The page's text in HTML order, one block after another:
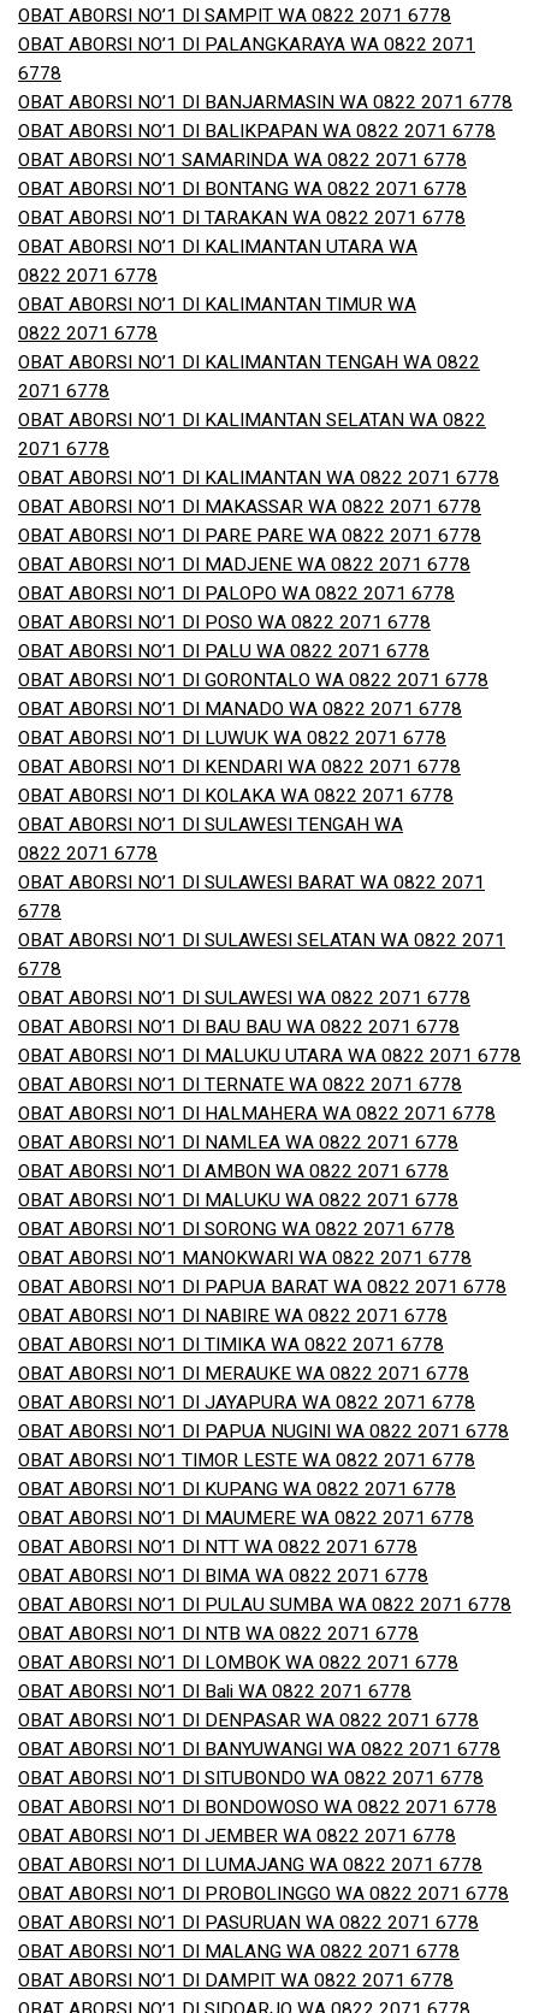
OBAT ABORSI NO’1 DI SAMPIT WA 0822 2071 6778
OBAT ABORSI NO’1 DI PALANGKARAYA WA 0822 2071
6778
OBAT ABORSI NO’1 DI BANJARMASIN WA 0822 2071 6778
OBAT ABORSI NO’1 DI BALIKPAPAN WA 0822 2071 6778
OBAT ABORSI NO’1 SAMARINDA WA 0822 2071 6778
OBAT ABORSI NO’1 DI BONTANG WA 0822 2071 6778
OBAT ABORSI NO’1 DI TARAKAN WA 0822 2071 6778
OBAT ABORSI NO’1 DI KALIMANTAN UTARA WA
0822 2071 6778
OBAT ABORSI NO’1 DI KALIMANTAN TIMUR WA
0822 2071 6778
OBAT ABORSI NO’1 DI KALIMANTAN TENGAH WA 0822
2071 6778
OBAT ABORSI NO’1 DI KALIMANTAN SELATAN WA 0822
2071 6778
OBAT ABORSI NO’1 DI KALIMANTAN WA 0822 2071 6778
OBAT ABORSI NO’1 DI MAKASSAR WA 0822 2071 6778
OBAT ABORSI NO’1 DI PARE PARE WA 0822 2071 6778
OBAT ABORSI NO’1 DI MADJENE WA 0822 2071 6778
OBAT ABORSI NO’1 DI PALOPO WA 0822 2071 6778
OBAT ABORSI NO’1 DI POSO WA 0822 2071 6778
OBAT ABORSI NO’1 DI PALU WA 0822 2071 6778
OBAT ABORSI NO’1 DI GORONTALO WA 0822 2071 6778
OBAT ABORSI NO’1 DI MANADO WA 0822 2071 6778
OBAT ABORSI NO’1 DI LUWUK WA 0822 2071 6778
OBAT ABORSI NO’1 DI KENDARI WA 0822 2071 6778
OBAT ABORSI NO’1 DI KOLAKA WA 0822 2071 6778
OBAT ABORSI NO’1 DI SULAWESI TENGAH WA
0822 2071 6778
OBAT ABORSI NO’1 DI SULAWESI BARAT WA 0822 2071
6778
OBAT ABORSI NO’1 DI SULAWESI SELATAN WA 0822 2071
6778
OBAT ABORSI NO’1 DI SULAWESI WA 0822 2071 6778
OBAT ABORSI NO’1 DI BAU BAU WA 0822 2071 6778
OBAT ABORSI NO’1 DI MALUKU UTARA WA 0822 2071 6778
OBAT ABORSI NO’1 DI TERNATE WA 0822 2071 6778
OBAT ABORSI NO’1 DI HALMAHERA WA 0822 2071 6778
OBAT ABORSI NO’1 DI NAMLEA WA 0822 2071 6778
OBAT ABORSI NO’1 DI AMBON WA 0822 2071 6778
OBAT ABORSI NO’1 DI MALUKU WA 0822 2071 6778
OBAT ABORSI NO’1 DI SORONG WA 0822 2071 6778
OBAT ABORSI NO’1 MANOKWARI WA 0822 2071 6778
OBAT ABORSI NO’1 DI PAPUA BARAT WA 0822 2071 6778
OBAT ABORSI NO’1 DI NABIRE WA 0822 2071 6778
OBAT ABORSI NO’1 DI TIMIKA WA 0822 2071 6778
OBAT ABORSI NO’1 DI MERAUKE WA 0822 2071 6778
OBAT ABORSI NO’1 DI JAYAPURA WA 0822 2071 6778
OBAT ABORSI NO’1 DI PAPUA NUGINI WA 0822 2071 6778
OBAT ABORSI NO’1 TIMOR LESTE WA 0822 2071 6778
OBAT ABORSI NO’1 DI KUPANG WA 0822 2071 6778
OBAT ABORSI NO’1 DI MAUMERE WA 0822 2071 6778
OBAT ABORSI NO’1 DI NTT WA 0822 2071 6778
OBAT ABORSI NO’1 DI BIMA WA 0822 2071 6778
OBAT ABORSI NO’1 DI PULAU SUMBA WA 0822 2071 6778
OBAT ABORSI NO’1 DI NTB WA 0822 2071 6778
OBAT ABORSI NO’1 DI LOMBOK WA 0822 2071 6778
OBAT ABORSI NO’1 DI Bali WA 0822 2071 6778
OBAT ABORSI NO’1 DI DENPASAR WA 0822 2071 6778
OBAT ABORSI NO’1 DI BANYUWANGI WA 0822 2071 6778
OBAT ABORSI NO’1 DI SITUBONDO WA 0822 2071 6778
OBAT ABORSI NO’1 DI BONDOWOSO WA 0822 2071 6778
OBAT ABORSI NO’1 DI JEMBER WA 0822 2071 6778
OBAT ABORSI NO’1 DI LUMAJANG WA 0822 2071 6778
OBAT ABORSI NO’1 DI PROBOLINGGO WA 0822 2071 6778
OBAT ABORSI NO’1 DI PASURUAN WA 0822 2071 6778
OBAT ABORSI NO’1 DI MALANG WA 0822 2071 6778
OBAT ABORSI NO’1 DI DAMPIT WA 0822 2071 6778